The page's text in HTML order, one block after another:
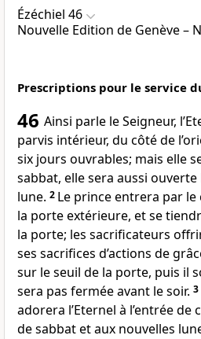
Ézéchiel 46
Nouvelle Edition de Genève –
Prescriptions pour le service
46 Ainsi parle le Seigneur,
parvis intérieur, du côté de
six jours ouvrables; mais elle
sabbat, elle sera aussi
lune. 2 Le prince entrera par
la porte extérieure, et se
la porte; les sacrificateurs
ses sacrifices d’actions de
sur le seuil de la porte, puis il
sera pas fermée avant le soir. 3
adorera l’Eternel à l’entrée
de sabbat et aux nouvelles